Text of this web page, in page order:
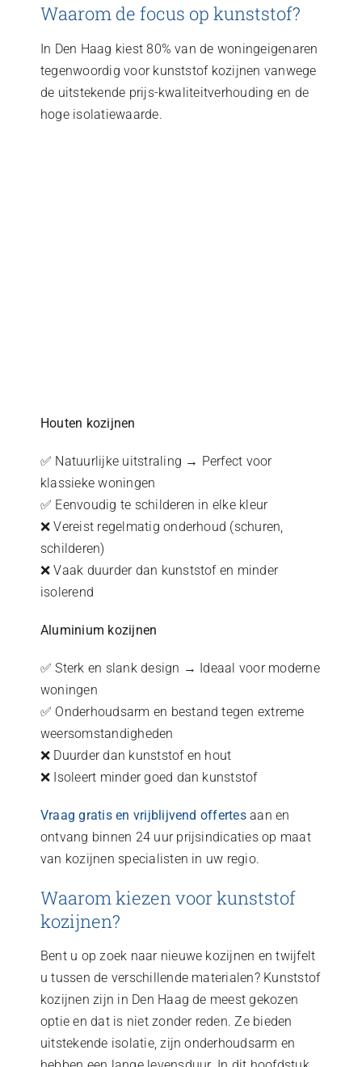
Waarom de focus op kunststof?
In Den Haag kiest 80% van de woningeigenaren
tegenwoordig voor kunststof kozijnen vanwege
de uitstekende prijs-kwaliteitverhouding en de
hoge isolatiewaarde.
Houten kozijnen
✅ Natuurlijke uitstraling → Perfect voor
klassieke woningen
✅ Eenvoudig te schilderen in elke kleur
❌ Vereist regelmatig onderhoud (schuren,
schilderen)
❌ Vaak duurder dan kunststof en minder
isolerend
Aluminium kozijnen
✅ Sterk en slank design → Ideaal voor moderne
woningen
✅ Onderhoudsarm en bestand tegen extreme
weersomstandigheden
❌ Duurder dan kunststof en hout
❌ Isoleert minder goed dan kunststof
Vraag gratis en vrijblijvend offertesaan en
ontvang binnen 24 uur prijsindicaties op maat
van kozijnen specialisten in uw regio.
Waarom kiezen voor kunststof
kozijnen?
Bent u op zoek naar nieuwe kozijnen en twijfelt
u tussen de verschillende materialen? Kunststof
kozijnen zijn in Den Haag de meest gekozen
optie en dat is niet zonder reden. Ze bieden
uitstekende isolatie, zijn onderhoudsarm en